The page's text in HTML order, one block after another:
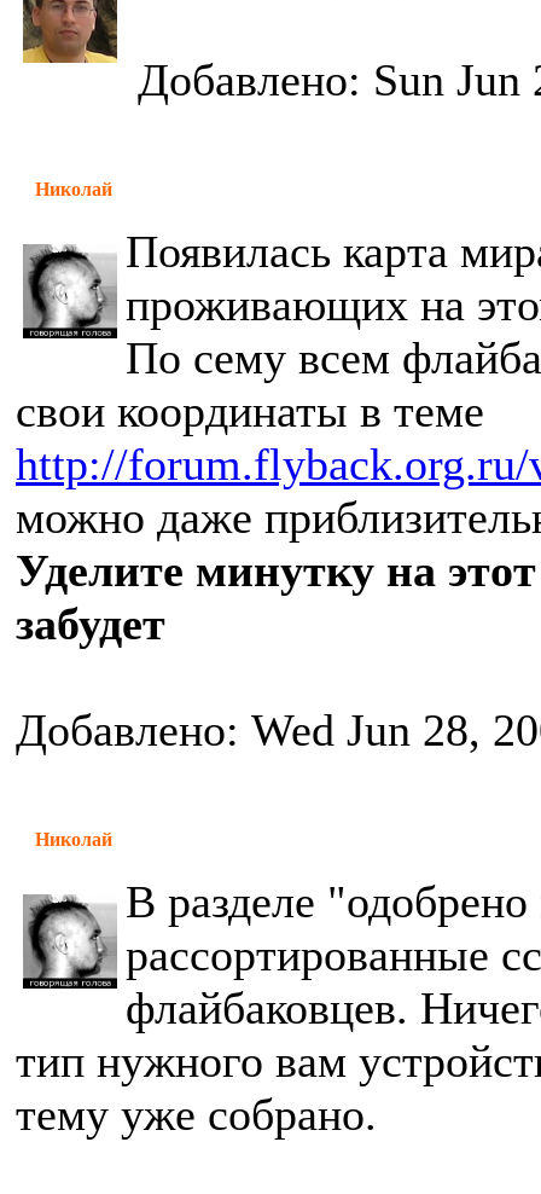
Добавлено: Sun Jun
Николай
Появилась карта
проживающих на
По сему всем
свои координаты в теме
http://forum.flyback.org.ru/
можно даже
Уделите минутку на
забудет
Добавлено: Wed Jun 28,
Николай
В разделе
рассортированные
флайбаковцев.
тип нужного вам
тему уже собрано.